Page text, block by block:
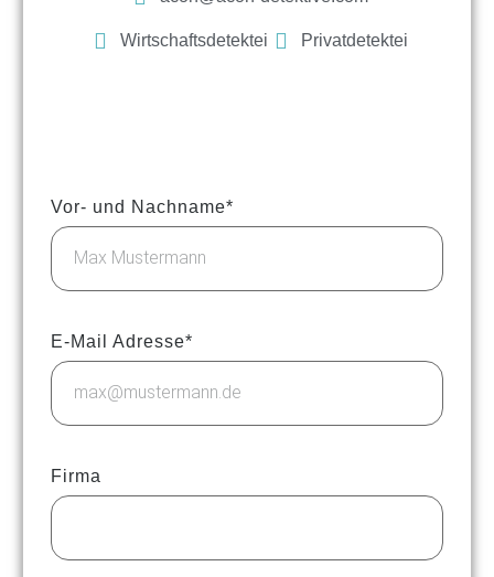
Wirtschaftsdetektei Privatdetektei
Vor- und Nachname*
E-Mail Adresse*
Firma